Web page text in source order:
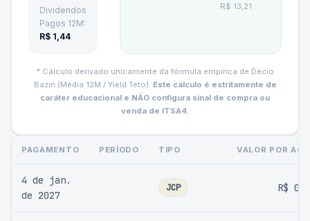
Dividendos
Pagos 12M:
R$ 1,44
R$ 13,21
* Cálculo derivado unicamente da fórmula empírica de Décio
Bazin (Média 12M / Yield Teto). Este cálculo é estritamente de
caráter educacional e NÃO configura sinal de compra ou
venda de ITSA4.
PAGAMENTO PERÍODO TIPO VALOR POR
4 de jan.
de 2027
JCP R$